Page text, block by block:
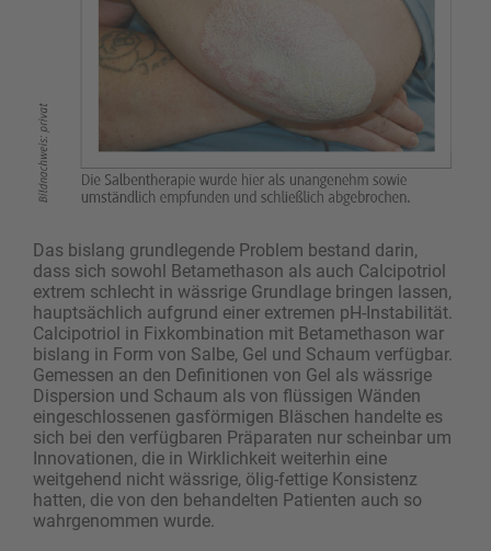
Das bislang grundlegende Problem bestand darin,
dass sich sowohl Betamethason als auch Calcipotriol
extrem schlecht in wässrige Grundlage bringen lassen,
hauptsächlich aufgrund einer extremen pH-Instabilität.
Calcipotriol in Fixkombination mit Betamethason war
bislang in Form von Salbe, Gel und Schaum verfügbar.
Gemessen an den Definitionen von Gel als wässrige
Dispersion und Schaum als von flüssigen Wänden
eingeschlossenen gasförmigen Bläschen handelte es
sich bei den verfügbaren Präparaten nur scheinbar um
Innovationen, die in Wirklichkeit weiterhin eine
weitgehend nicht wässrige, ölig-fettige Konsistenz
hatten, die von den behandelten Patienten auch so
wahrgenommen wurde.